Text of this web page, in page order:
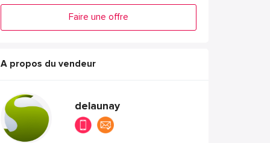
Faire une offre
A propos du vendeur
delaunay